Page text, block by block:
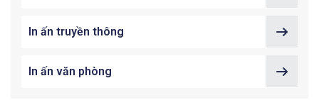
In ấn truyền thông
In ấn văn phòng